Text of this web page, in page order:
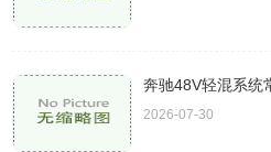
奔驰48V轻混系统
2026-07-30